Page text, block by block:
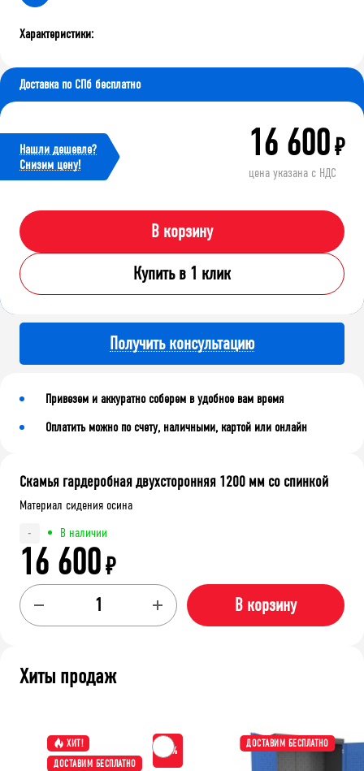
Характеристики:
Доставка по СПб бесплатно
Нашли дешевле?
Cнизим цену!
16 600₽
цена указана с НДС
В корзину
Купить в 1 клик
Получить консультацию
Привезем и аккуратно соберем в удобное вам время
Оплатить можно по счету, наличными, картой или онлайн
Скамья гардеробная двухсторонняя 1200 мм со спинкой
Материал сидения осина
- В наличии
16 600₽
В корзину
Хиты продаж
ХИТ!
ДОСТАВИМ БЕСПЛАТНО
-15%
ДОСТАВИМ БЕСПЛАТНО